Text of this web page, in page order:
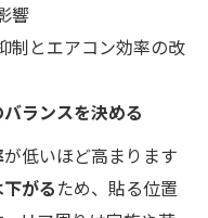
響
制とエアコン効率の改
ランスを決める
が低いほど高まります
がるため、貼る位置